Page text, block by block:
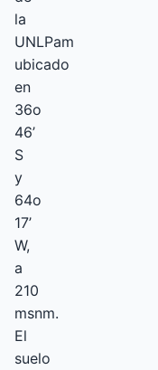
la
UNLPam
ubicado
en
36o
46’
S
y
64o
17’
W,
a
210
msnm.
El
suelo